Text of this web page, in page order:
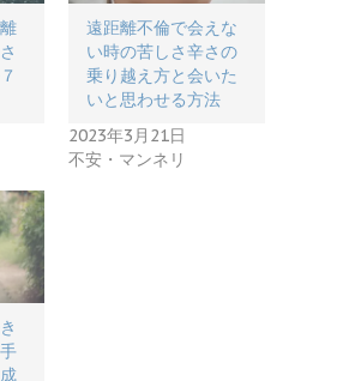
遠距離不倫で会えな
い時の苦しさ辛さの
乗り越え方と会いた
いと思わせる方法
2023年3月21日
不安・マンネリ